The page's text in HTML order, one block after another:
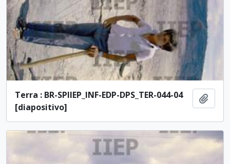
Terra : BR-SPIIEP_INF-EDP-DPS_TER-044-04
[diapositivo]